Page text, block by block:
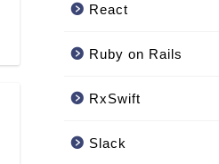
React
Ruby on Rails
RxSwift
Slack